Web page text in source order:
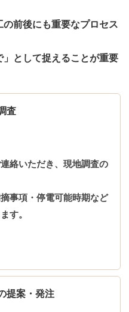
前後にも重要なプロセス
」として捉えることが重要
査
絡いただき、現地調査の
事項・停電可能時期など
す。
提案・発注